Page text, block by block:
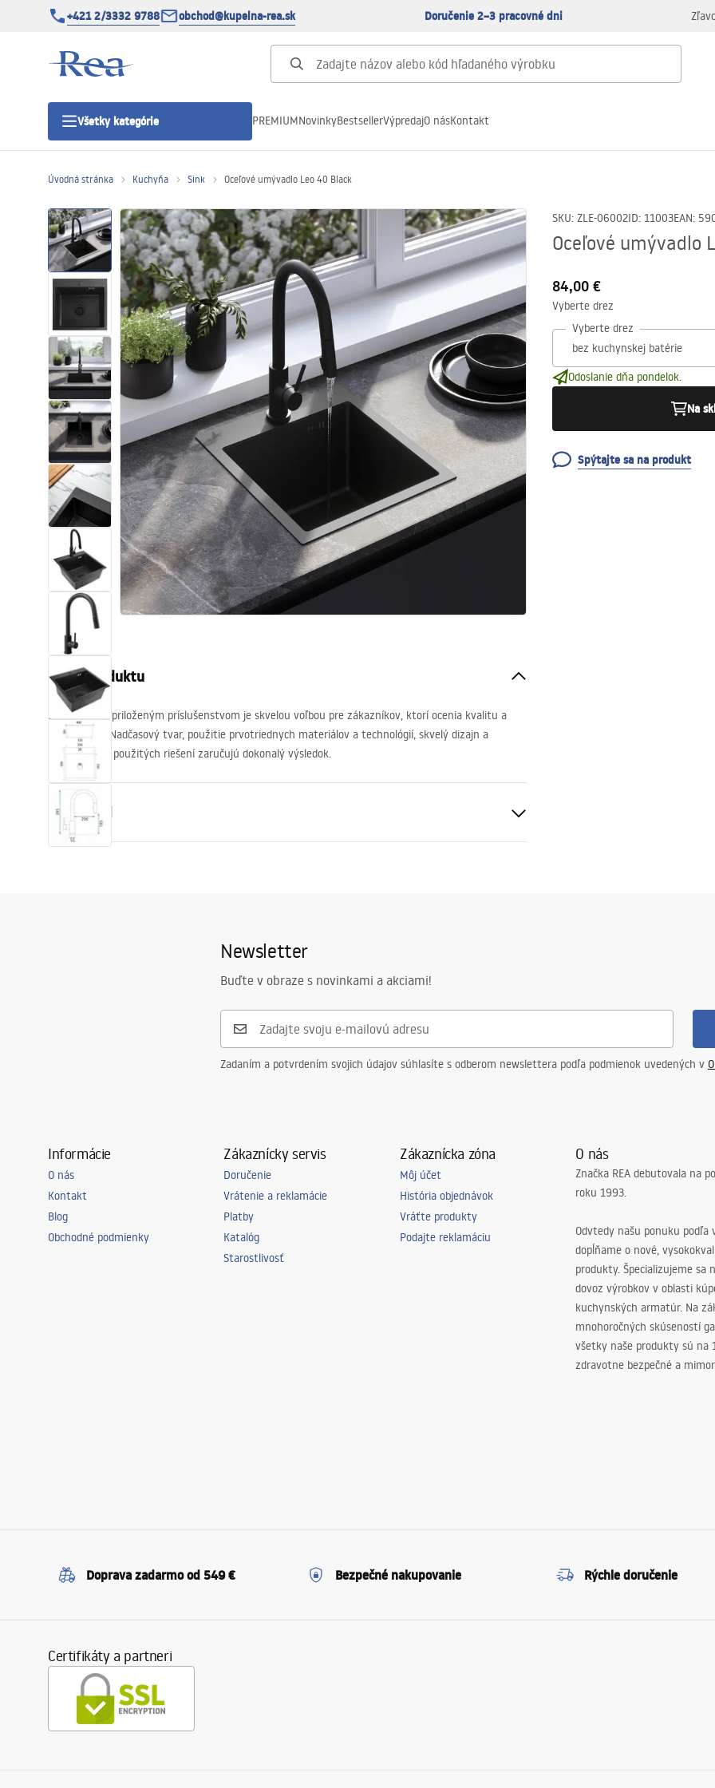
+421 2/3332 9788 obchod@kupelna-rea.sk Doručenie 2–3 pracovné dni
Všetky kategórie
Sprchové dvere
Sprchové vaničky
Sprchové žľaby
Sanitárna keramika
Umývadlá
Vaňa so zástenou
Batérie
Sprchy
Kuchyňa
PREMIUMNovinkyBestsellerVýpredajO násKontakt
Úvodná stránka Kuchyňa Sink Oceľové umývadlo Leo 40 Black
SKU: ZLE-06002ID: 11003EAN:
Oceľové umývadlo
84,00 €
Vyberte drez
Vyberte drez
Odoslanie dňa pondelok.
Na
Spýtajte sa na produkt
Popis produktu
Sada drezu s priloženým príslušenstvom je skvelou voľbou pre zákazníkov, ktorí ocenia kvalitu a
spracovanie. Nadčasový tvar, použitie prvotriednych materiálov a technológií, skvelý dizajn a
kompatibilita použitých riešení zaručujú dokonalý výsledok.
Vlastnosti
Nehrdzavejúca oceľ
Čierna
tesnenie, sifón so sitkom, upevňovacie
háčiky
90 mm
mesiacov na ostatné prvky
Newsletter
Buďte v obraze s novinkami a akciami!
Zadaním a potvrdením svojich údajov súhlasíte s odberom newslettera podľa podmienok uvedených v
Informácie
O nás
Kontakt
Blog
Obchodné podmienky
Zákaznícky servis
Doručenie
Vrátenie a reklamácie
Platby
Katalóg
Starostlivosť
Zákaznícka zóna
Môj účet
História objednávok
Vráťte produkty
Podajte reklamáciu
O nás
Značka REA debutovala na
roku 1993.
Odvtedy našu ponuku podľa
dopĺňame o nové,
produkty. Špecializujeme sa
dovoz výrobkov v oblasti
kuchynských armatúr. Na
mnohoročných skúseností
všetky naše produkty sú na
zdravotne bezpečné a
Doprava zadarmo od 549 € Bezpečné nakupovanie Rýchle doručenie
Certifikáty a partneri